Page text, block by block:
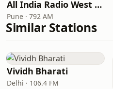
All India Radio West Service - AIR Pune (Akashvani Pune)
Pune · 792 AM
Similar Stations
Vividh Bharati
Delhi · 106.4 FM